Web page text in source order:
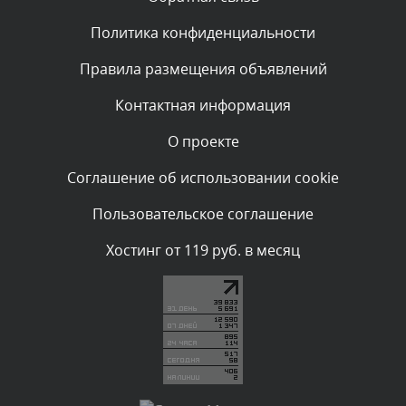
Комментарий проверяется
администратором.
Комментарий проверяется
администратором.
Комментарий проверяется
Текст комментария будет виден после проверки
Комментарий проверяется
Текст комментария будет виден после проверки
администратором.
Политика конфиденциальности
Правила размещения объявлений
Контактная информация
О проекте
Соглашение об использовании cookie
Пользовательское соглашение
Хостинг от 119 руб. в месяц